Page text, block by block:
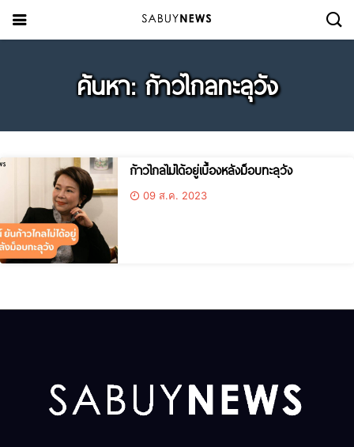
ค้นหา: ก้าวไกลทะลุวัง
ก้าวไกลไม่ได้อยู่เบื้องหลังม็อบทะลุวัง
09 ส.ค. 2023